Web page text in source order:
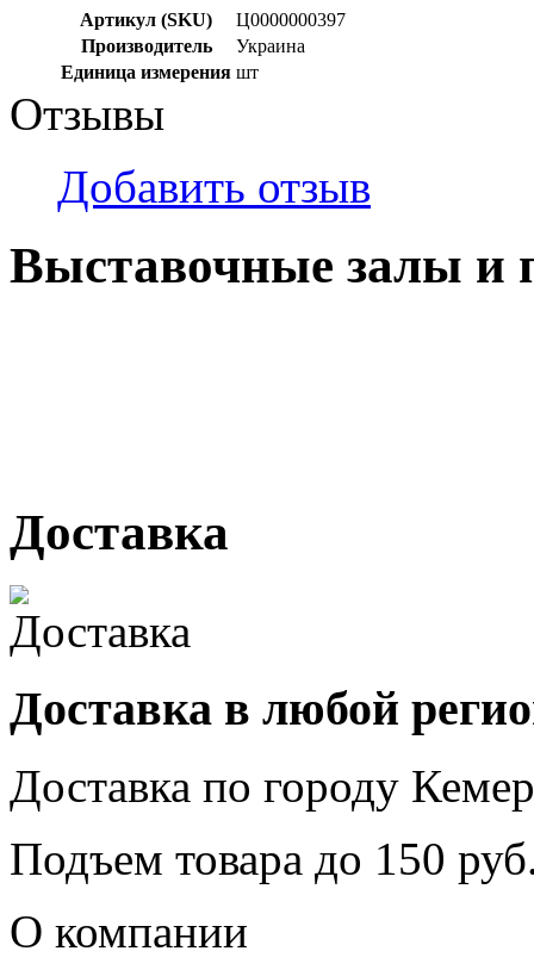
Артикул (SKU)
Ц0000000397
Производитель
Украина
Единица измерения шт
Отзывы
Добавить отзыв
Выставочные залы и
Доставка
Доставка в любой
Доставка по городу
Подъем товара до 150
О компании